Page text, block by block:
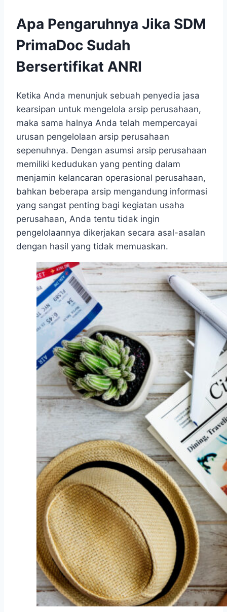
Apa Pengaruhnya Jika SDM
PrimaDoc Sudah
Bersertifikat ANRI
Ketika Anda menunjuk sebuah penyedia jasa
kearsipan untuk mengelola arsip perusahaan,
maka sama halnya Anda telah mempercayai
urusan pengelolaan arsip perusahaan
sepenuhnya. Dengan asumsi arsip perusahaan
memiliki kedudukan yang penting dalam
menjamin kelancaran operasional perusahaan,
bahkan beberapa arsip mengandung informasi
yang sangat penting bagi kegiatan usaha
perusahaan, Anda tentu tidak ingin
pengelolaannya dikerjakan secara asal-asalan
dengan hasil yang tidak memuaskan.